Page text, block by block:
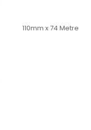
110mm x 74 Metre